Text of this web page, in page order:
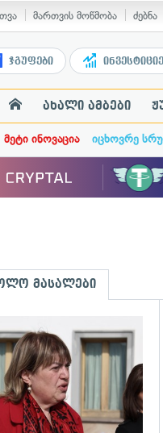
მართვის მოწმობა ძებნა
ჯგუფები
ახალი ამბები
მეტი ინოვაცია იცხოვრე
მასალები